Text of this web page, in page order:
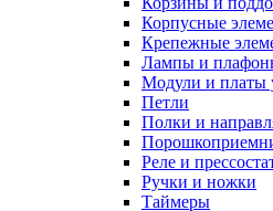
Корпусные
Крепежные
Лампы и
Модули и платы
Петли
Полки и
Реле и
Ручки и ножки
Таймеры